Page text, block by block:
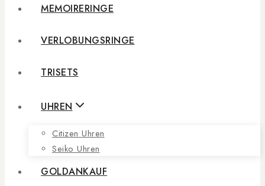
MEMOIRERINGE
VERLOBUNGSRINGE
TRISETS
UHREN
Citizen Uhren
Seiko Uhren
GOLDANKAUF